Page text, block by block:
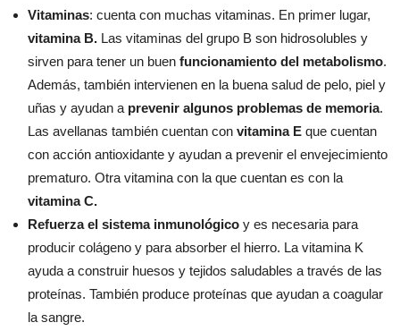
Vitaminas: cuenta con muchas vitaminas. En primer lugar,
vitamina B. Las vitaminas del grupo B son hidrosolubles y
sirven para tener un buen funcionamiento del metabolismo.
Además, también intervienen en la buena salud de pelo, piel y
uñas y ayudan a prevenir algunos problemas de memoria.
Las avellanas también cuentan con vitamina E que cuentan
con acción antioxidante y ayudan a prevenir el envejecimiento
prematuro. Otra vitamina con la que cuentan es con la
vitamina C.
Refuerza el sistema inmunológico y es necesaria para
producir colágeno y para absorber el hierro. La vitamina K
ayuda a construir huesos y tejidos saludables a través de las
proteínas. También produce proteínas que ayudan a coagular
la sangre.